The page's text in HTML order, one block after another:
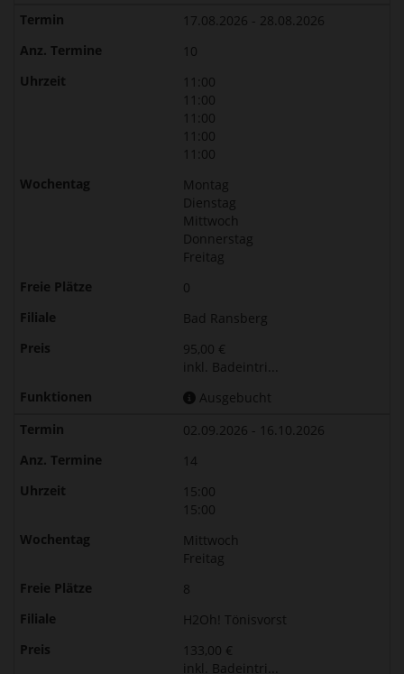
17.08.2026 - 28.08.2026
10
11:00
11:00
11:00
11:00
11:00
Montag
Dienstag
Mittwoch
Donnerstag
Freitag
0
Bad Ransberg
95,00 €
inkl. Badeintri...
Ausgebucht
02.09.2026 - 16.10.2026
14
15:00
15:00
Mittwoch
Freitag
8
H2Oh! Tönisvorst
133,00 €
inkl. Badeintri...